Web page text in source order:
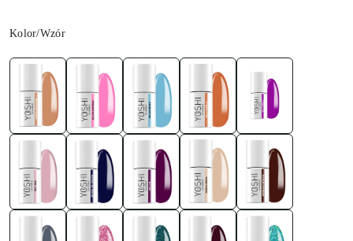
Wariant
Kolor/Wzór